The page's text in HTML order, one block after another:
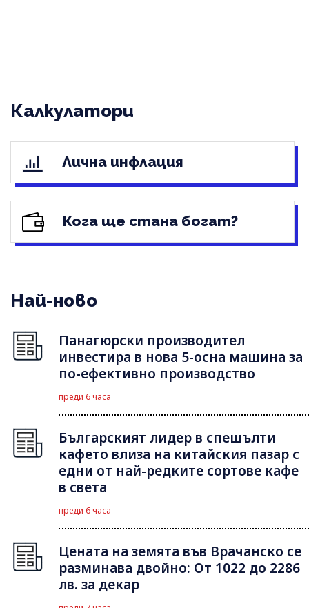
Калкулатори
Лична инфлация
Кога ще стана богат?
Най-ново
Панагюрски производител
инвестира в нова 5-осна машина за
по-ефективно производство
преди 6 часа
Българският лидер в спешълти
кафето влиза на китайския пазар с
едни от най-редките сортове кафе
в света
преди 6 часа
Цената на земята във Врачанско се
разминава двойно: От 1022 до 2286
лв. за декар